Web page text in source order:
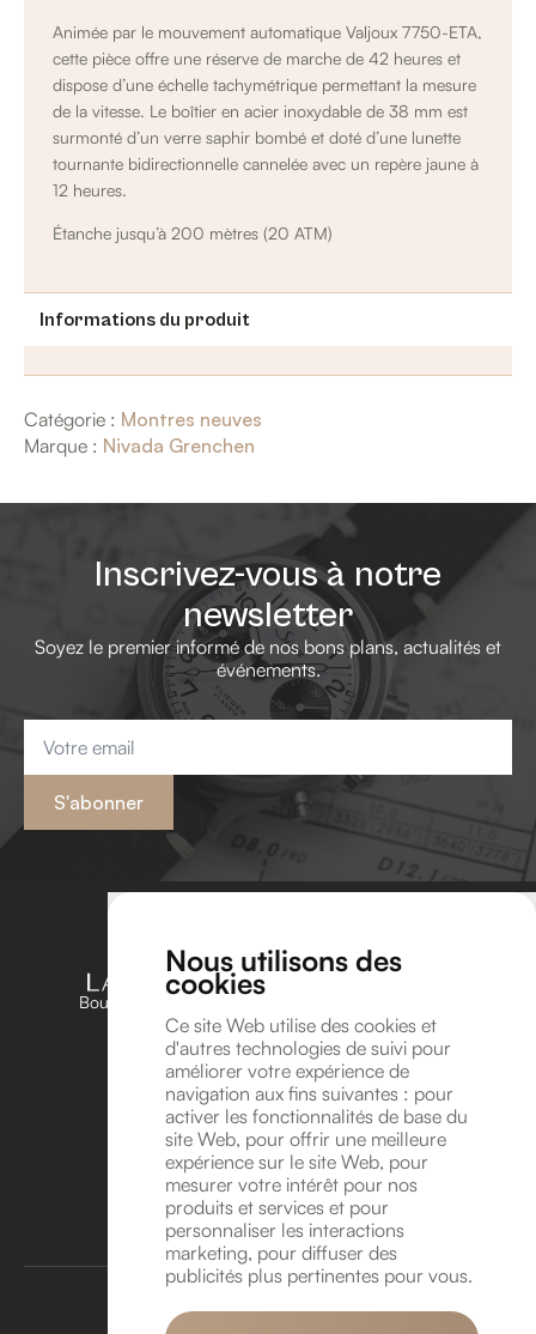
Nous utilisons des
cookies
Ce site Web utilise des cookies et
d'autres technologies de suivi pour
améliorer votre expérience de
navigation aux fins suivantes : pour
activer les fonctionnalités de base du
site Web, pour offrir une meilleure
expérience sur le site Web, pour
mesurer votre intérêt pour nos
produits et services et pour
personnaliser les interactions
marketing, pour diffuser des
publicités plus pertinentes pour vous.
Animée par le mouvement automatique Valjoux 7750-ETA,
cette pièce offre une réserve de marche de 42 heures et
dispose d’une échelle tachymétrique permettant la mesure
de la vitesse. Le boîtier en acier inoxydable de 38 mm est
surmonté d’un verre saphir bombé et doté d’une lunette
tournante bidirectionnelle cannelée avec un repère jaune à
12 heures.
Étanche jusqu’à 200 mètres (20 ATM)
Informations du produit
Catégorie : Montres neuves
Marque : Nivada Grenchen
Inscrivez-vous à notre
newsletter
Soyez le premier informé de nos bons plans, actualités et
événements.
Email
S'abonner
Boutique unique dédiée aux amateurs et passionnés
d’horlogerie en Belgique
Suivez-nous sur Instagram !
Suivez-nous sur YouTube !
Coordonnées
Avenue Léonard de Vinci 8A, 1300 Wavre
info@lavitrinehorlogere.be
TVA BE 1016.118.946
Rendez-vous